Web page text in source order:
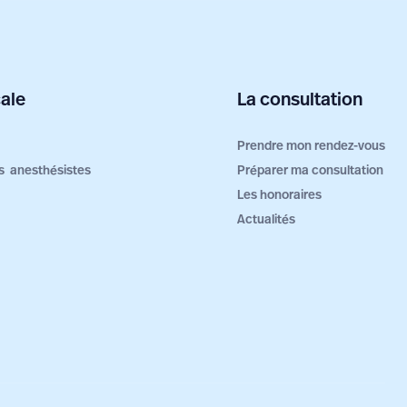
anesthésistes
La consultation
Prendre mon rendez-vous
Préparer ma consultation
Les honoraires
Actualités